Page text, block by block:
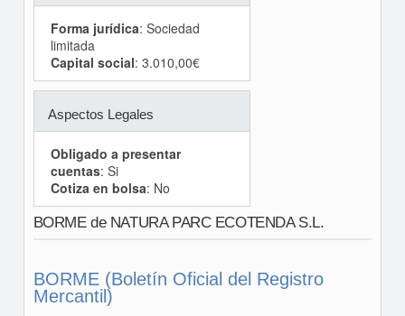
Forma jurídica: Sociedad
limitada
Capital social: 3.010,00€
Aspectos Legales
Obligado a presentar
cuentas: Si
Cotiza en bolsa: No
BORME de NATURA PARC ECOTENDA S.L.
BORME (Boletín Oficial del Registro
Mercantil)